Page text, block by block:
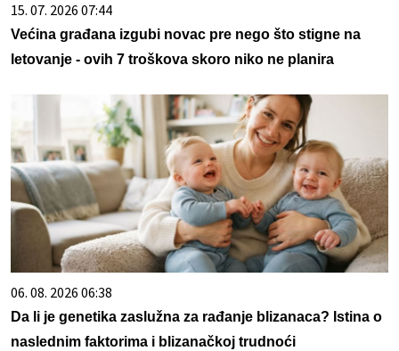
15. 07. 2026 07:44
Većina građana izgubi novac pre nego što stigne na
letovanje - ovih 7 troškova skoro niko ne planira
06. 08. 2026 06:38
Da li je genetika zaslužna za rađanje blizanaca? Istina o
naslednim faktorima i blizanačkoj trudnoći